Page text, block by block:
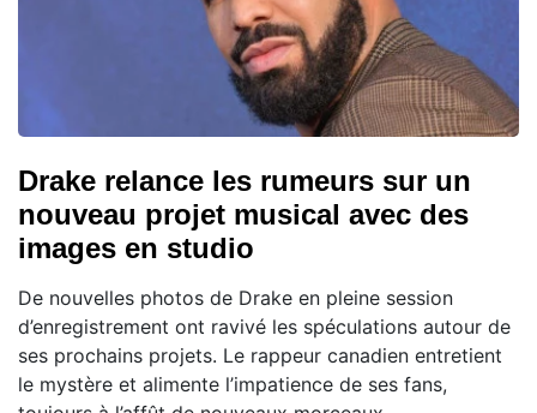
Drake relance les rumeurs sur un
nouveau projet musical avec des
images en studio
De nouvelles photos de Drake en pleine session
d’enregistrement ont ravivé les spéculations autour de
ses prochains projets. Le rappeur canadien entretient
le mystère et alimente l’impatience de ses fans,